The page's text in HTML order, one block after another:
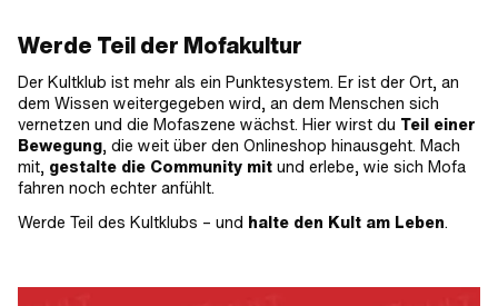
Werde Teil der Mofakultur
Der Kultklub ist mehr als ein Punktesystem. Er ist der Ort, an
dem Wissen weitergegeben wird, an dem Menschen sich
vernetzen und die Mofaszene wächst. Hier wirst du Teil einer
Bewegung, die weit über den Onlineshop hinausgeht. Mach
mit, gestalte die Community mit und erlebe, wie sich Mofa
fahren noch echter anfühlt.
Werde Teil des Kultklubs – und halte den Kult am Leben.